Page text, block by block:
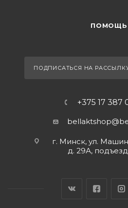
ПОМОЩЬ
ПОДПИСАТЬСЯ НА
+375 17 387
г. Минск, ул.
д. 29А, подъезд